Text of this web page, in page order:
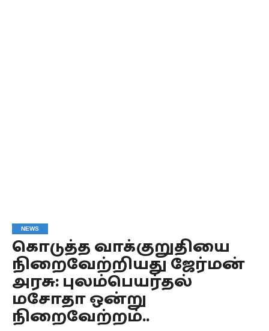
NEWS
கொடுத்த வாக்குறுதியை
நிறைவேற்றியது ஜேர்மன்
அரசு: புலம்பெயர்தல்
மசோதா ஒன்று
நிறைவேற்றம்..